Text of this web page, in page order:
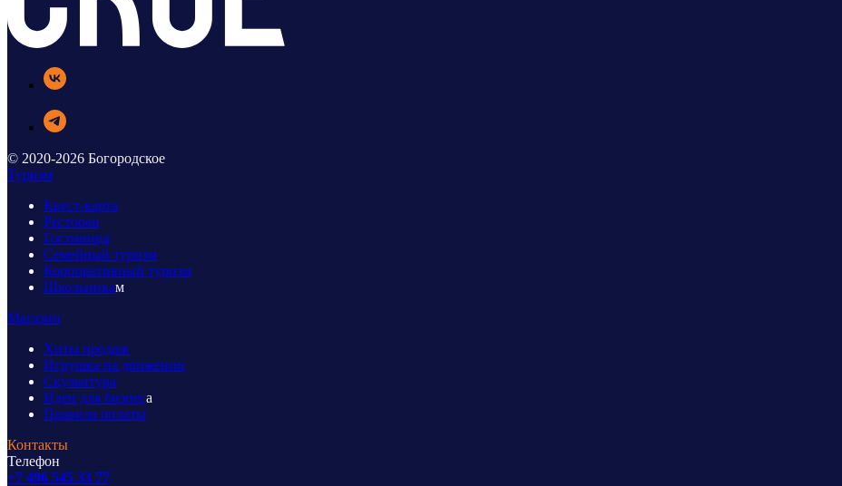
© 2020-2026 Богородское
Туризм
Квест-карта
Ресторан
Гостиница
Семейный туризм
Корпоративный туризм
Школьникам
Магазин
Хиты продаж
Игрушка на движении
Скульптура
Идеи для бизнеса
Правила оплаты
Контакты
Телефон
+7 496 545 33 77